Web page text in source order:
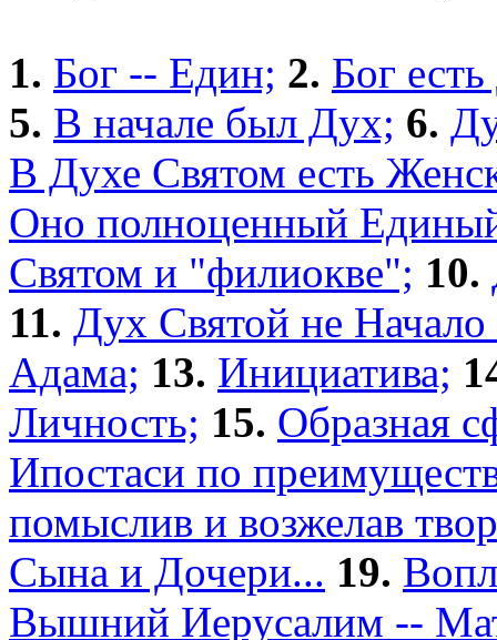
1. Бог -- Един; 2. Бог
5. В начале был Дух; 6.
В Духе Святом есть
Оно полноценный
Святом и "филиокве"; 10.
11. Дух Святой не
Адама; 13. Инициатива;
Личность; 15. Образная
Ипостаси по
помыслив и возжелав
Сына и Дочери... 19.
Вышний Иерусалим --